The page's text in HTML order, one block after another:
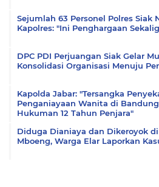
Sejumlah 63 Personel Polres Siak
Kapolres: "Ini Penghargaan
DPC PDI Perjuangan Siak Gelar
Konsolidasi Organisasi Menuju
Kapolda Jabar: "Tersangka
Penganiayaan Wanita di
Hukuman 12 Tahun Penjara"
Diduga Dianiaya dan Dikeroyok
Mboeng, Warga Elar Laporkan